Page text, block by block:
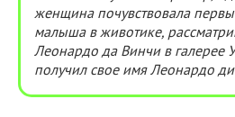
женщина почувствовала
малыша в животике,
Леонардо да Винчи в галерее
получил свое имя Леонардо